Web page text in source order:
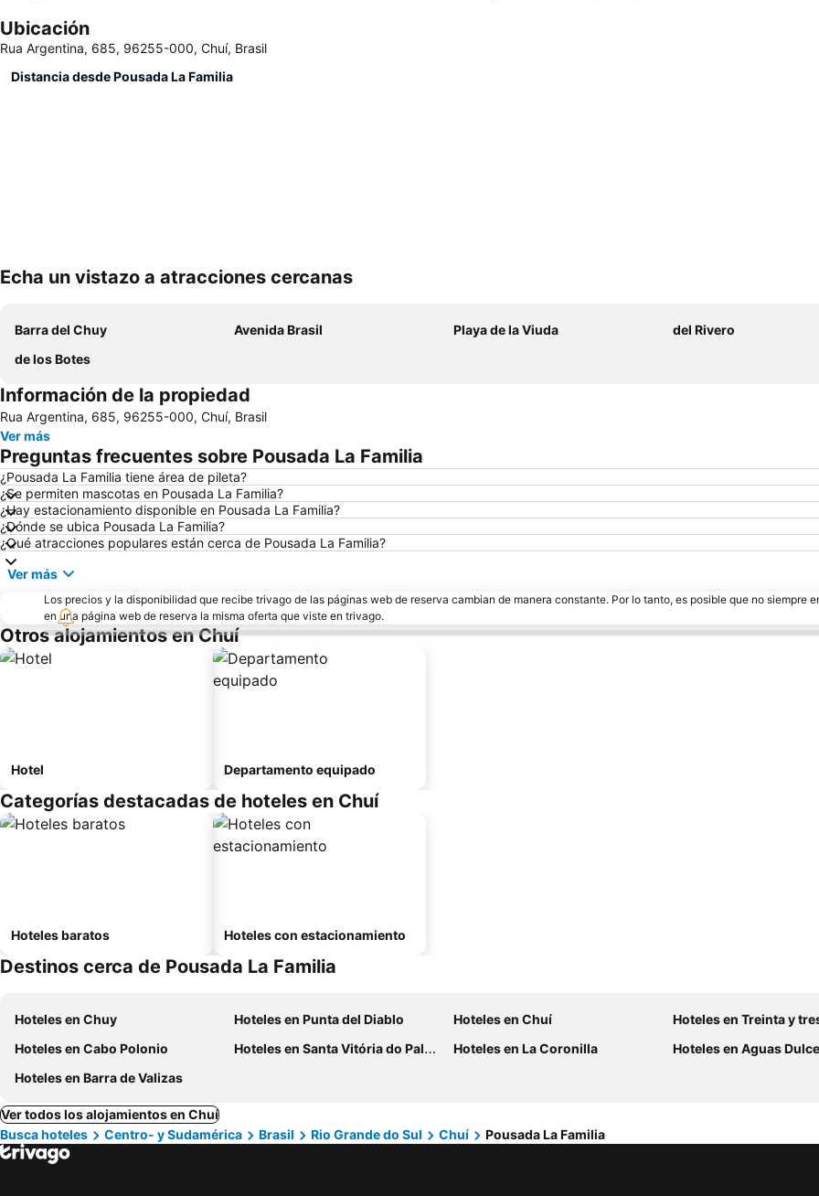
Ubicación
Rua Argentina, 685, 96255-000, Chuí, Brasil
Distancia desde Pousada La Familia
Echa un vistazo a atracciones cercanas
Barra del Chuy Avenida Brasil Playa de la Viuda
del Rivero
de los Botes
Información de la propiedad
Rua Argentina, 685, 96255-000, Chuí, Brasil
Ver más
Preguntas frecuentes sobre Pousada La Familia
¿Pousada La Familia tiene área de pileta?
¿Se permiten mascotas en Pousada La Familia?
¿Hay estacionamiento disponible en Pousada La Familia?
¿Dónde se ubica Pousada La Familia?
¿Qué atracciones populares están cerca de Pousada La Familia?
Ver más
Los precios y la disponibilidad que recibe trivago de las páginas web de reserva cambian de manera constante. Por lo tanto, es posible que no siempre
en una página web de reserva la misma oferta que viste en trivago.
Otros alojamientos en Chuí
Hotel Departamento equipado
Categorías destacadas de hoteles en Chuí
Hoteles baratos Hoteles con estacionamiento
Destinos cerca de Pousada La Familia
Hoteles en Chuy Hoteles en Punta del Diablo Hoteles en Chuí
Hoteles en Treinta y
Hoteles en Cabo Polonio
Hoteles en Santa Vitória do Palmar Hoteles en La Coronilla
Hoteles en Aguas
Hoteles en Barra de Valizas
Ver todos los alojamientos en Chuí
Busca hoteles
Centro- y Sudamérica Brasil Rio Grande do Sul Chuí Pousada La Familia